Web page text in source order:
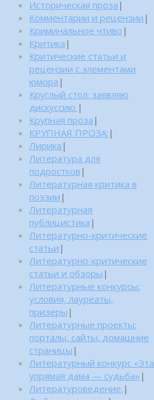
Историческая проза |
Комментарии и рецензии |
Криминальное чтиво |
Критика |
Критические статьи и
рецензии с элементами
юмора |
Круглый стол: заявляю
дискуссию. |
Крупная проза |
КРУПНАЯ ПРОЗА: |
Лирика |
Литература для
подростков |
Литературная критика в
поэзии |
Литературная
публицистика |
Литературно-критические
статьи |
Литературно-критические
статьи и обзоры |
Литературные конкурсы:
условия, лауреаты,
призеры |
Литературные проекты:
порталы, сайты, домашние
страницы |
Литературный конкурс «Эта
упрямая дама — судьба» |
Литературоведение. |